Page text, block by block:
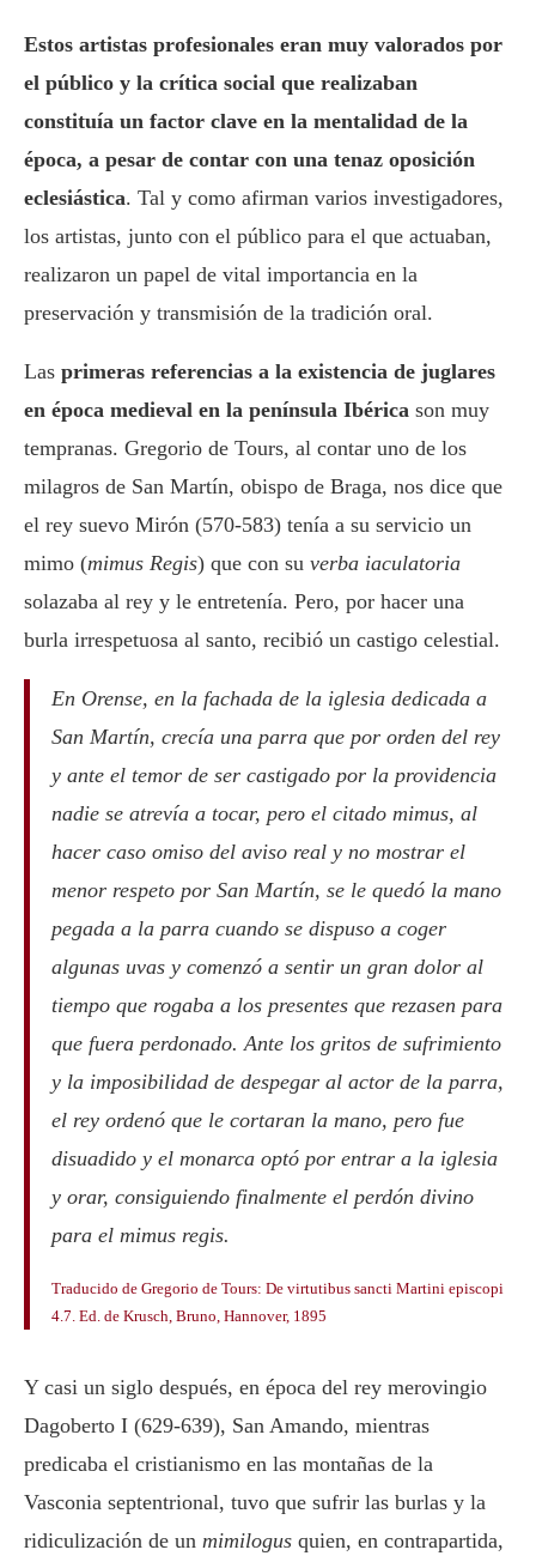
Estos artistas profesionales eran muy valorados por
el público y la crítica social que realizaban
constituía un factor clave en la mentalidad de la
época, a pesar de contar con una tenaz oposición
eclesiástica. Tal y como afirman varios investigadores,
los artistas, junto con el público para el que actuaban,
realizaron un papel de vital importancia en la
preservación y transmisión de la tradición oral.
Las primeras referencias a la existencia de juglares
en época medieval en la península Ibérica son muy
tempranas. Gregorio de Tours, al contar uno de los
milagros de San Martín, obispo de Braga, nos dice que
el rey suevo Mirón (570-583) tenía a su servicio un
mimo (mimus Regis) que con su verba iaculatoria
solazaba al rey y le entretenía. Pero, por hacer una
burla irrespetuosa al santo, recibió un castigo celestial.
En Orense, en la fachada de la iglesia dedicada a
San Martín, crecía una parra que por orden del rey
y ante el temor de ser castigado por la providencia
nadie se atrevía a tocar, pero el citado mimus, al
hacer caso omiso del aviso real y no mostrar el
menor respeto por San Martín, se le quedó la mano
pegada a la parra cuando se dispuso a coger
algunas uvas y comenzó a sentir un gran dolor al
tiempo que rogaba a los presentes que rezasen para
que fuera perdonado. Ante los gritos de sufrimiento
y la imposibilidad de despegar al actor de la parra,
el rey ordenó que le cortaran la mano, pero fue
disuadido y el monarca optó por entrar a la iglesia
y orar, consiguiendo finalmente el perdón divino
para el mimus regis.
Traducido de Gregorio de Tours: De virtutibus sancti Martini episcopi
4.7. Ed. de Krusch, Bruno, Hannover, 1895
Y casi un siglo después, en época del rey merovingio
Dagoberto I (629-639), San Amando, mientras
predicaba el cristianismo en las montañas de la
Vasconia septentrional, tuvo que sufrir las burlas y la
ridiculización de un mimilogus quien, en contrapartida,